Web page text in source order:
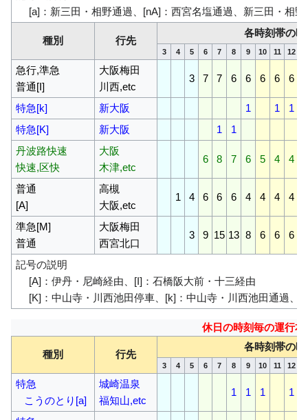
[a]：新三田・相野通過、[nA]：西宮名塩通過、新三田・相
種別 行先
各時刻帯の
3 4 5 6 7 8 9 10 11 12
急行,準急
普通[I]
大阪梅田
川西,etc
3 7 7 6 6 6 6 6
特急[k] 新大阪 1 1
1
特急[K]
新大阪 1
1
丹波路快速
快速,区快
大阪
木津,etc
6 8 7 6 5 4 4
普通
[A]
高槻
大阪,etc
1 4 6 6 6 4 4 4 4
準急[M]
普通
大阪梅田
西宮北口
3 9 15 13 8 6 6 6
記号の説明
[A]：伊丹・尼崎経由、[I]：石橋阪大前・十三経由
[K]：中山寺・川西池田停車、[k]：中山寺・川西池田通過、
休日の時刻毎の運行本
種別 行先
各時刻帯の
3 4 5 6 7 8 9 10 11 12
特急
こうのとり[a]
城崎温泉
福知山,etc
1 1 1 1